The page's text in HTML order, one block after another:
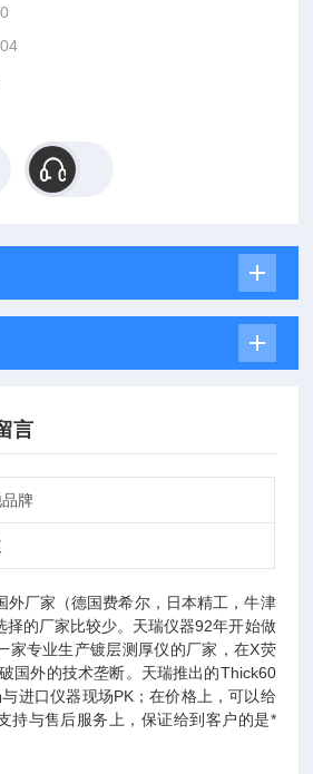
上，可以现场与进口仪器现场PK；在价
；在技术支持与售后服务上，保证给到
言
牌
外厂家（德国费希尔，日本精工，牛津
择的厂家比较少。天瑞仪器92年开始做
家专业生产镀层测厚仪的厂家，在X荧
国外的技术垄断。天瑞推出的Thick60
进口仪器现场PK；在价格上，可以给
持与售后服务上， 保证给到客户的是*